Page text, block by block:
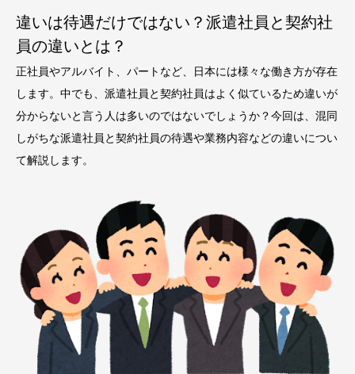
違いは待遇だけではない？派遣社員と契約社
員の違いとは？
正社員やアルバイト、パートなど、日本には様々な働き方が存在
します。中でも、派遣社員と契約社員はよく似ているため違いが
分からないと言う人は多いのではないでしょうか？今回は、混同
しがちな派遣社員と契約社員の待遇や業務内容などの違いについ
て解説します。